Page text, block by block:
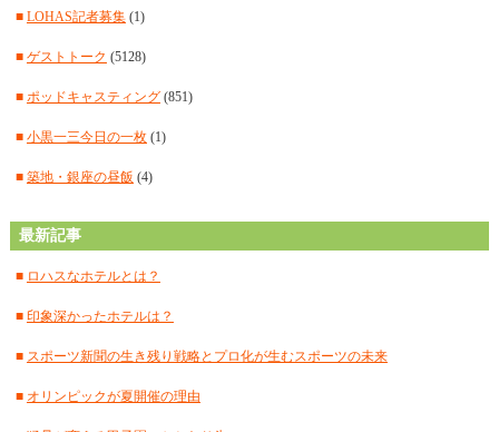
■ 2025年1月(12)
■ 2024年12月(14)
■ 2024年11月 (14)
■ 2024年10月(11)
■ 2024年9月(12)
■2024年7月(18)
■ LOHAS記者募集(1)
■ ゲストトーク (5128)
■ ポッドキャスティング(851)
■ 小黒一三今日の一枚(1)
■ 築地・銀座の昼飯 (4)
最新記事
■ ロハスなホテルとは？
■ 印象深かったホテルは？
■ スポーツ新聞の生き残り戦略とプロ化が生むスポーツの未来
■ オリンピックが夏開催の理由